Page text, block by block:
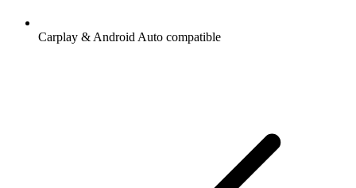
Carplay & Android Auto compatible